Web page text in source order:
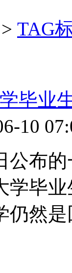
> TAG
毕业
10
公布
学毕
仍然